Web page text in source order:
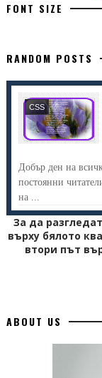
FONT SIZE
RANDOM POSTS
CSS
Добър ден на
постоянни
на ...
За да
върху бялото
втори път
ABOUT US